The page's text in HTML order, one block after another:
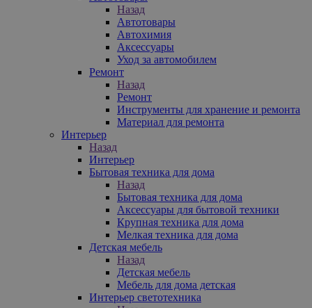
Назад
Автотовары
Автохимия
Аксессуары
Уход за автомобилем
Ремонт
Назад
Ремонт
Инструменты для хранение и ремонта
Материал для ремонта
Интерьер
Назад
Интерьер
Бытовая техника для дома
Назад
Бытовая техника для дома
Аксессуары для бытовой техники
Крупная техника для дома
Мелкая техника для дома
Детская мебель
Назад
Детская мебель
Мебель для дома детская
Интерьер светотехника